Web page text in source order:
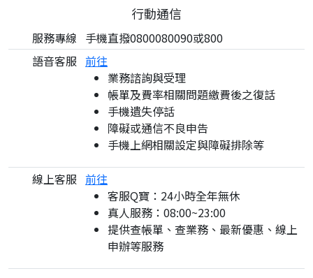
行動通信
服務專線 手機直撥0800080090或800
語音客服 前往
業務諮詢與受理
帳單及費率相關問題繳費後之復話
手機遺失停話
障礙或通信不良申告
手機上網相關設定與障礙排除等
線上客服 前往
客服Q寶：24小時全年無休
真人服務：08:00~23:00
提供查帳單、查業務、最新優惠、線上
申辦等服務